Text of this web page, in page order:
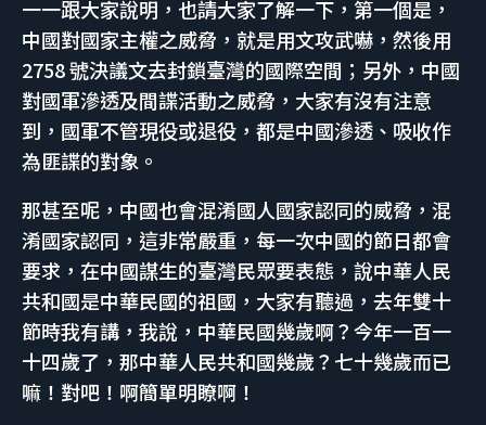
一一跟大家說明，也請大家了解一下，第一個是，
中國對國家主權之威脅，就是用文攻武嚇，然後用
2758 號決議文去封鎖臺灣的國際空間；另外，中國
對國軍滲透及間諜活動之威脅，大家有沒有注意
到，國軍不管現役或退役，都是中國滲透、吸收作
為匪諜的對象。
那甚至呢，中國也會混淆國人國家認同的威脅，混
淆國家認同，這非常嚴重，每一次中國的節日都會
要求，在中國謀生的臺灣民眾要表態，說中華人民
共和國是中華民國的祖國，大家有聽過，去年雙十
節時我有講，我說，中華民國幾歲啊？今年一百一
十四歲了，那中華人民共和國幾歲？七十幾歲而已
嘛！對吧！啊簡單明瞭啊！